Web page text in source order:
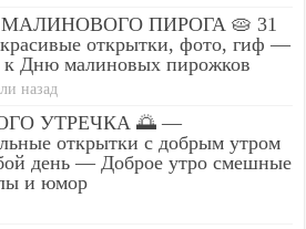
ПИРОГА 🥧 31
открытки, фото, гиф —
Дню малиновых пирожков
назад
УТРЕЧКА 🌅 —
открытки с добрым утром
день — Доброе утро смешные
и юмор